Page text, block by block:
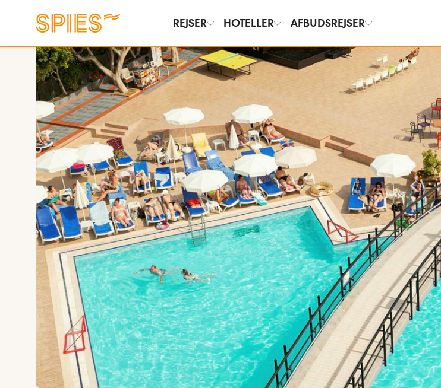
REJSER HOTELLER AFBUDSREJSER
Vis film og billeder